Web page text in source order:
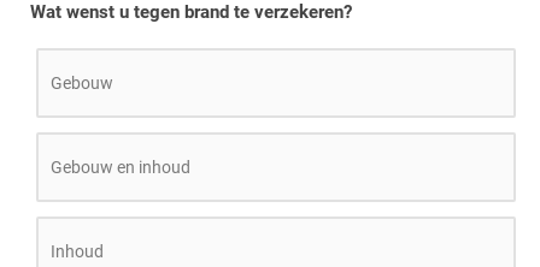
Wat wenst u tegen brand te verzekeren?
Gebouw
Gebouw en inhoud
Inhoud